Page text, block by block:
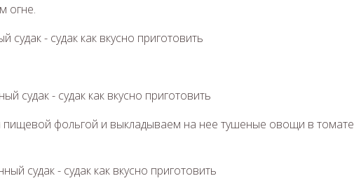
огне.
пищевой фольгой и выкладываем на нее тушеные овощи в томате